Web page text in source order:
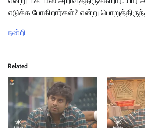
எடுக்க போகிறார்கள்? என்று
நன்றி
Related